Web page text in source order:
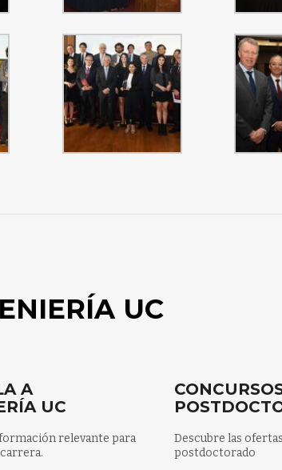
UC
A
UC
relevante para
Descubre las
postdoctorado